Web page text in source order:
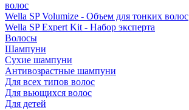
волос
Wella SP Volumize - Объем для тонких волос
Wella SP Expert Kit - Набор эксперта
Волосы
Шампуни
Сухие шампуни
Антивозрастные шампуни
Для всех типов волос
Для вьющихся волос
Для детей